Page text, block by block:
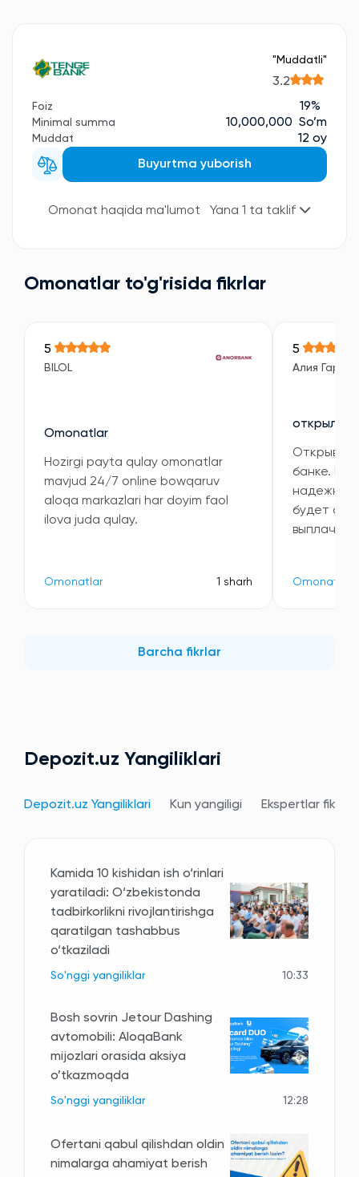
"Muddatli"
3.2
Foiz 19%
Minimal summa 10,000,000 So’m
Muddat
12 oy
Buyurtma yuborish
Omonat haqida ma'lumot Yana 1 ta taklif
Omonatlar to'g'risida fikrlar
5
BILOL
Omonatlar
Hozirgi payta qulay omonatlar
mavjud 24/7 online bowqaruv
aloqa markazlari har doyim faol
ilova juda qulay.
Omonatlar 1 sharh
5
Алия
открыла
банке.
будет
Omonatlar
Barcha fikrlar
Depozit.uz Yangiliklari
Depozit.uz Yangiliklari Kun yangiligi Ekspertlar fikri
Kamida 10 kishidan ish o‘rinlari
yaratiladi: O‘zbekistonda
tadbirkorlikni rivojlantirishga
qaratilgan tashabbus
o‘tkaziladi
So'nggi yangiliklar 10:33
Bosh sovrin Jetour Dashing
avtomobili: AloqaBank
mijozlari orasida aksiya
o’tkazmoqda
So'nggi yangiliklar 12:28
Ofertani qabul qilishdan oldin
nimalarga ahamiyat berish